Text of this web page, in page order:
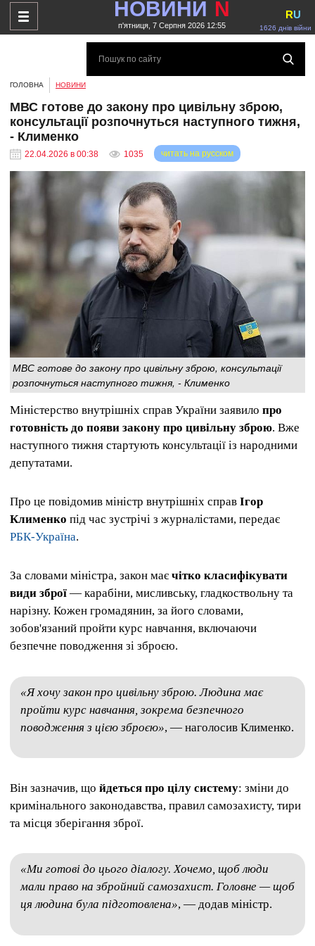
НОВИНИ N
п'ятниця, 7 Серпня 2026 12:55 1626 днів війни
RU
ГОЛОВНА НОВИНИ
МВС готове до закону про цивільну зброю,
консультації розпочнуться наступного тижня,
- Клименко
22.04.2026 в 00:38 1035 читать на русском
МВС готове до закону про цивільну зброю, консультації
розпочнуться наступного тижня, - Клименко
Міністерство внутрішніх справ України заявило про
готовність до появи закону про цивільну зброю. Вже
наступного тижня стартують консультації із народними
депутатами.
Про це повідомив міністр внутрішніх справ Ігор
Клименко під час зустрічі з журналістами, передає
РБК-Україна.
За словами міністра, закон має чітко класифікувати
види зброї — карабіни, мисливську, гладкоствольну та
нарізну. Кожен громадянин, за його словами,
зобов'язаний пройти курс навчання, включаючи
безпечне поводження зі зброєю.
«Я хочу закон про цивільну зброю. Людина має
пройти курс навчання, зокрема безпечного
поводження з цією зброєю», — наголосив Клименко.
Він зазначив, що йдеться про цілу систему: зміни до
кримінального законодавства, правил самозахисту, тири
та місця зберігання зброї.
«Ми готові до цього діалогу. Хочемо, щоб люди
мали право на збройний самозахист. Головне — щоб
ця людина була підготовлена», — додав міністр.